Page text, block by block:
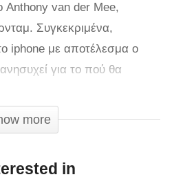
Anthony van der Mee,
Συγκεκριμένα,
iphone με αποτέλεσμα ο
για το πού θα
να του κλέψουν και
σε επαφή με τον δημιουργό
να βοηθήσει να βρείτε το
more
in